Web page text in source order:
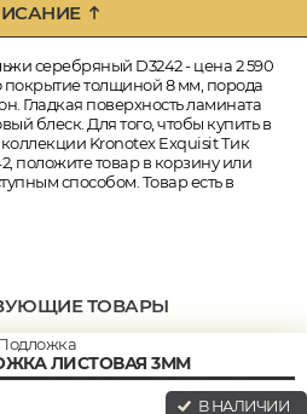
серебряный D3242 - цена 2 590
покрытие толщиной 8 мм, порода
Гладкая поверхность ламината
блеск. Для того, чтобы купить в
Kronotex Exquisit Тик
положите товар в корзину или
способом. Товар есть в
ТОВАРЫ
ЛИСТОВАЯ 3ММ
В НАЛИЧИИ